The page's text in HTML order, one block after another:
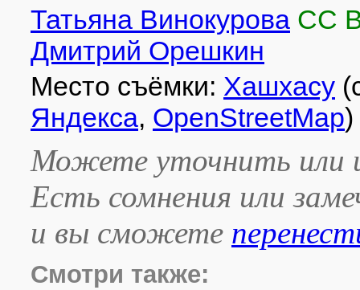
Татьяна Винокурова CC
Дмитрий Орешкин
Место съёмки: Хашхасу
Яндекса, OpenStreetMap)
Можете уточнить или
Есть сомнения или
и вы сможете
Смотри также: